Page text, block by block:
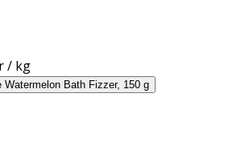
/ kg
Watermelon Bath Fizzer, 150 g